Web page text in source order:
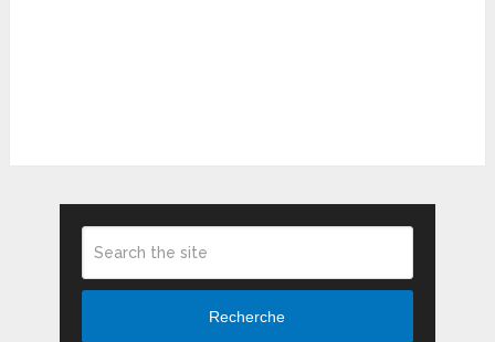
Recherche